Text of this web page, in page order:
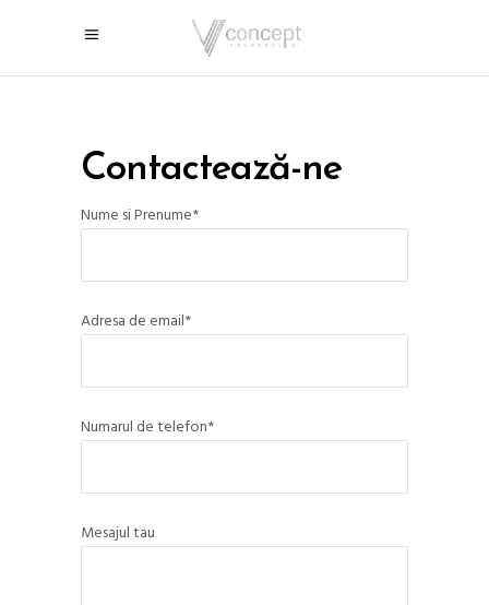
Contactează-ne
Nume si Prenume*
Adresa de email*
Numarul de telefon*
Mesajul tau